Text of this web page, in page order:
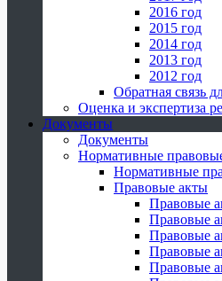
2016 год
2015 год
2014 год
2013 год
2012 год
Обратная связь
Оценка и экспертиза
Документы
Документы
Нормативные
Нормативные
Правовые акты
Правовые
Правовые
Правовые
Правовые
Правовые